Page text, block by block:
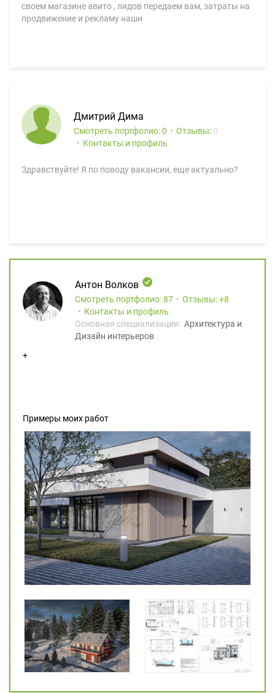
своем магазине авито , лидов передаем вам, затраты на
продвижение и рекламу наши
Дмитрий Дима
Смотреть портфолио: 0 Отзывы: 0
Контакты и профиль
Здравствуйте! Я по поводу вакансии, еще актуально?
Антон Волков
Смотреть портфолио: 87 Отзывы:
8
Контакты и профиль
Основная специализация: Архитектура и
Дизайн интерьеров
+
Примеры моих работ